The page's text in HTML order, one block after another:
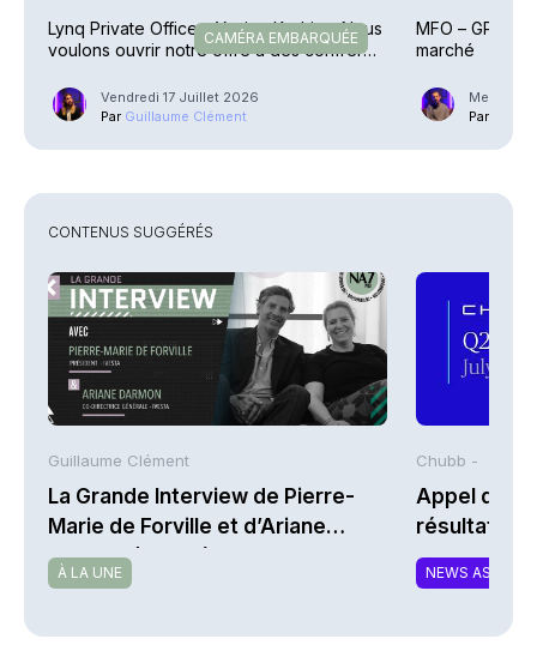
CAMÉRA EMBARQUÉE
Lynq Private Office – Yacine Kadri : « Nous
voulons ouvrir notre offre à des confrères
Vendredi 17 Juillet 2026
Par Guillaume Clément
MFO – GP
marché
Mercredi
Par
CONTENUS SUGGÉRÉS
Guillaume Clément
La Grande Interview de Pierre-
Marie de Forville et d’Ariane
Darmon (Ivesta)
À LA UNE
Chubb -
Appel de
résultats
2026 de
NEWS